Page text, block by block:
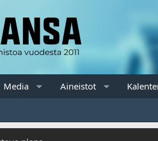
Media Aineistot